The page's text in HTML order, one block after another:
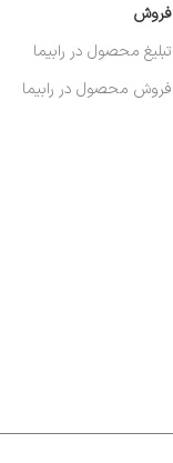
فروش
تبلیغ محصول در رابیما
فروش محصول در رابیما